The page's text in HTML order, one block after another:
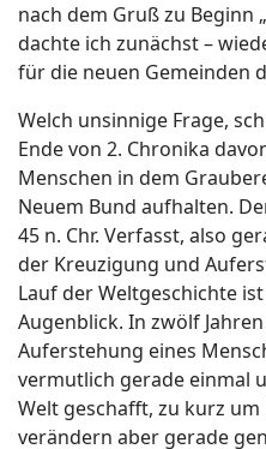
nach dem Gruß zu Beginn
dachte ich zunächst –
für die neuen Gemeinden
Welch unsinnige Frage,
Ende von 2. Chronika
Menschen in dem
Neuem Bund aufhalten.
45 n. Chr. Verfasst, also
der Kreuzigung und
Lauf der Weltgeschichte
Augenblick. In zwölf
Auferstehung eines
vermutlich gerade einmal
Welt geschafft, zu kurz
verändern aber gerade